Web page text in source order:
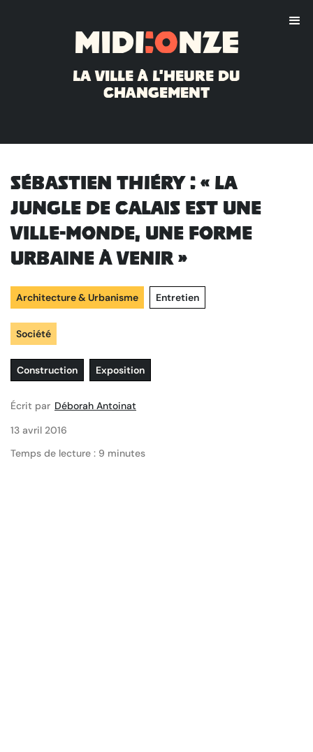
Midi:onze
La ville à l'heure du
changement
Sébastien Thiéry : « La
Jungle de Calais est une
ville-monde, une forme
urbaine à venir »
Architecture & Urbanisme
Société
Entretien
Construction Exposition
Écrit par Déborah Antoinat
13 avril 2016
Temps de lecture : 9 minutes